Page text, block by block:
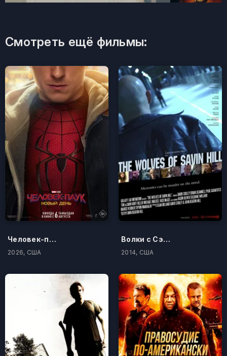
Смотреть ещё фильмы:
Человек-паук: Новый день
2026, США
Волки с Сэйвин-Хилл
2014, США